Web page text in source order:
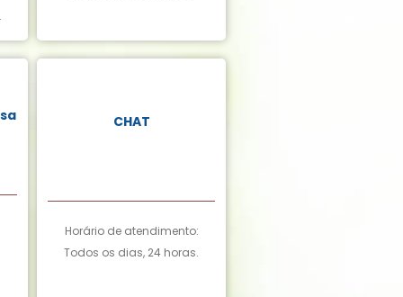
CHAT
Horário de atendimento:
Todos os dias, 24 horas.